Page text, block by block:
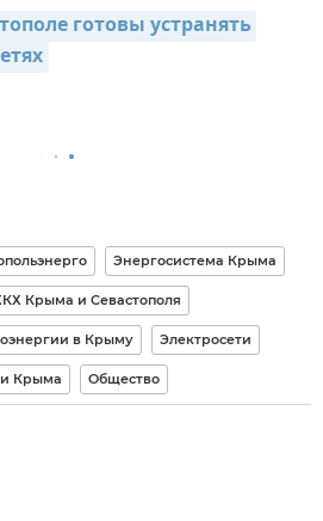
готовы устранять
Энергосистема Крыма
Крыма и Севастополя
в Крыму Электросети
Крыма Общество